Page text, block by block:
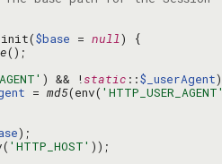
init($base = null
) && !static ::$_userAgent
= md5(env( 'HTTP_USER_AGENT'
'HTTP_HOST'